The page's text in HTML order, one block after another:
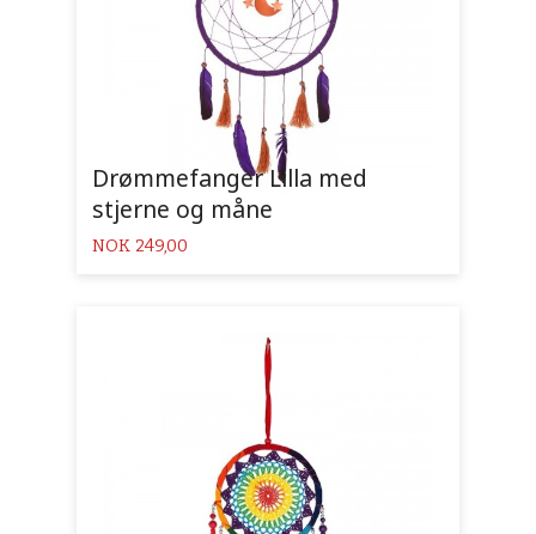
Drømmefanger Lilla med
stjerne og måne
Pris
NOK 249,00